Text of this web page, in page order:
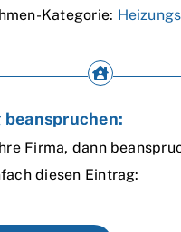
Kategorie:
beanspruchen:
Firma, dann
diesen Eintrag: